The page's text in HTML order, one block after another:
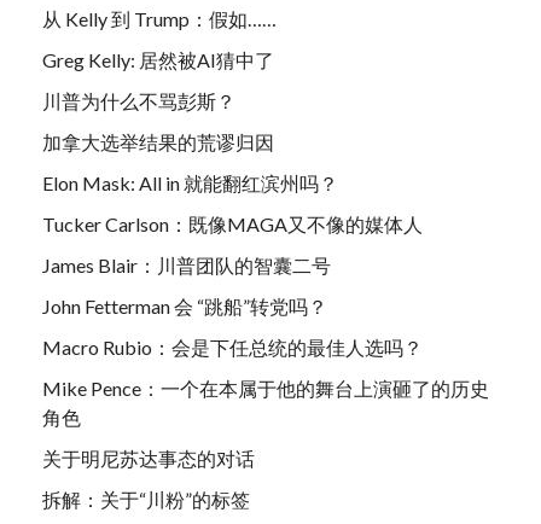
从 Kelly 到 Trump：假如……
Greg Kelly: 居然被AI猜中了
川普为什么不骂彭斯？
加拿大选举结果的荒谬归因
Elon Mask: All in 就能翻红滨州吗？
Tucker Carlson：既像MAGA又不像的媒体人
James Blair：川普团队的智囊二号
John Fetterman 会 “跳船”转党吗？
Macro Rubio：会是下任总统的最佳人选吗？
Mike Pence：一个在本属于他的舞台上演砸了的历史
角色
关于明尼苏达事态的对话
拆解：关于“川粉”的标签